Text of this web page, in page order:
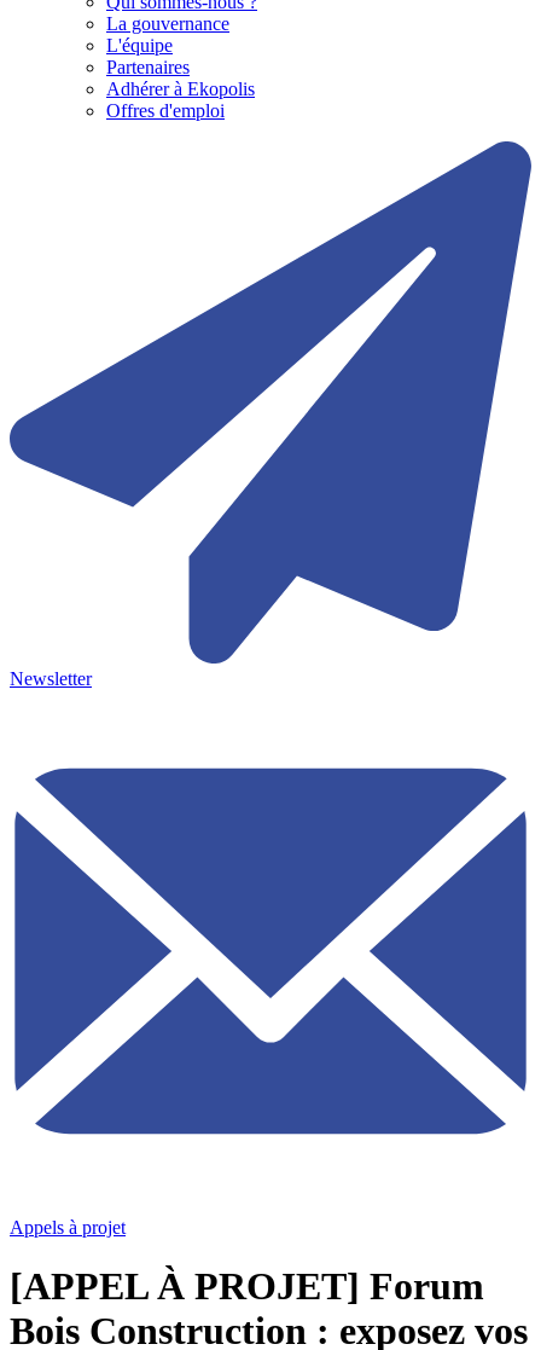
La gouvernance
L'équipe
Partenaires
Adhérer à Ekopolis
Offres d'emploi
Newsletter
Appels à projet
[APPEL À PROJET] Forum
Bois Construction : exposez vos